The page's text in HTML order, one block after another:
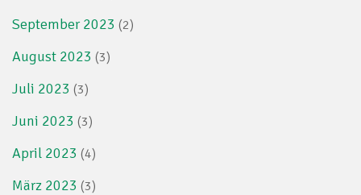
September 2023 (2)
August 2023 (3)
Juli 2023 (3)
Juni 2023 (3)
April 2023 (4)
März 2023 (3)